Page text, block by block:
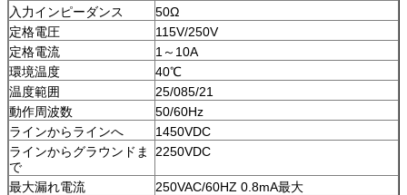
入力インピーダンス
50Ω
定格電圧
115V/250V
定格電流
1～10A
環境温度
40℃
温度範囲
25/085/21
動作周波数
50/60Hz
ラインからラインへ
1450VDC
ラインからグラウンドま
で
2250VDC
最大漏れ電流
250VAC/60HZ 0.8mA最大